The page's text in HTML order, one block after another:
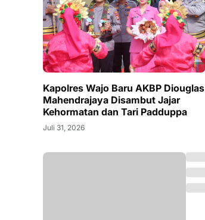
Kapolres Wajo Baru AKBP Diouglas
Mahendrajaya Disambut Jajar
Kehormatan dan Tari Padduppa
Juli 31, 2026